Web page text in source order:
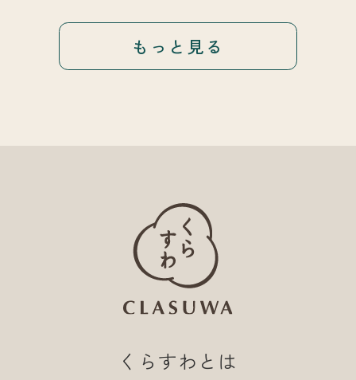
もっと見る
くらすわとは